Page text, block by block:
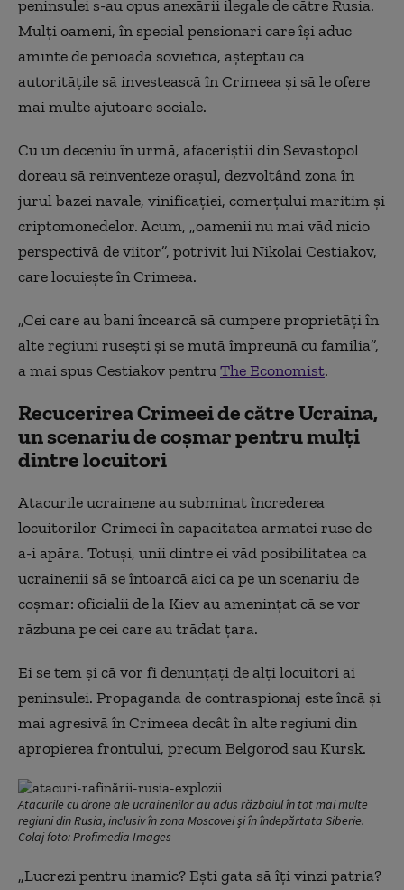
peninsulei s-au opus anexării ilegale de către Rusia.
Mulți oameni, în special pensionari care își aduc
aminte de perioada sovietică, așteptau ca
autoritățile să investească în Crimeea și să le ofere
mai multe ajutoare sociale.
Cu un deceniu în urmă, afaceriștii din Sevastopol
doreau să reinventeze orașul, dezvoltând zona în
jurul bazei navale, vinificației, comerțului maritim și
criptomonedelor. Acum, „oamenii nu mai văd nicio
perspectivă de viitor”, potrivit lui Nikolai Cestiakov,
care locuiește în Crimeea.
„Cei care au bani încearcă să cumpere proprietăți în
alte regiuni rusești și se mută împreună cu familia”,
a mai spus Cestiakov pentruThe Economist.
Recucerirea Crimeei de către Ucraina,
un scenariu de coșmar pentru mulți
dintre locuitori
Atacurile ucrainene au subminat încrederea
locuitorilor Crimeei în capacitatea armatei ruse de
a-i apăra. Totuși, unii dintre ei văd posibilitatea ca
ucrainenii să se întoarcă aici ca pe un scenariu de
coșmar: oficialii de la Kiev au amenințat că se vor
răzbuna pe cei care au trădat țara.
Ei se tem și că vor fi denunțați de alți locuitori ai
peninsulei. Propaganda de contraspionaj este încă și
mai agresivă în Crimeea decât în alte regiuni din
apropierea frontului, precum Belgorod sau Kursk.
Atacurile cu drone ale ucrainenilor au adus războiul în tot mai multe
regiuni din Rusia, inclusiv în zona Moscovei și în îndepărtata Siberie.
Colaj foto: Profimedia Images
„Lucrezi pentru inamic? Ești gata să îți vinzi patria?